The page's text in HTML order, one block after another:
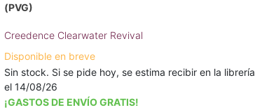
(PVG)
Creedence Clearwater Revival
Disponible en breve
Sin stock. Si se pide hoy, se estima recibir en la librería
el 14/08/26
¡GASTOS DE ENVÍO GRATIS!